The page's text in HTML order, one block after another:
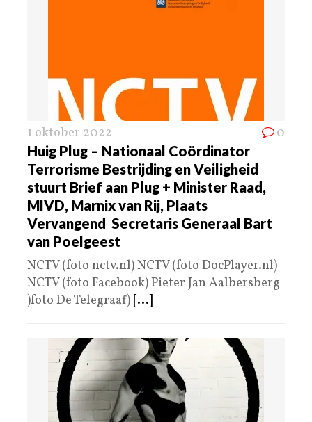
1 oktober 2022 0
Huig Plug – Nationaal Coördinator
Terrorisme Bestrijding en Veiligheid
stuurt Brief aan Plug + Minister Raad,
MIVD, Marnix van Rij, Plaats
Vervangend Secretaris Generaal Bart
van Poelgeest
NCTV (foto nctv.nl) NCTV (foto DocPlayer.nl)
NCTV (foto Facebook) Pieter Jan Aalbersberg
)foto De Telegraaf) [...]